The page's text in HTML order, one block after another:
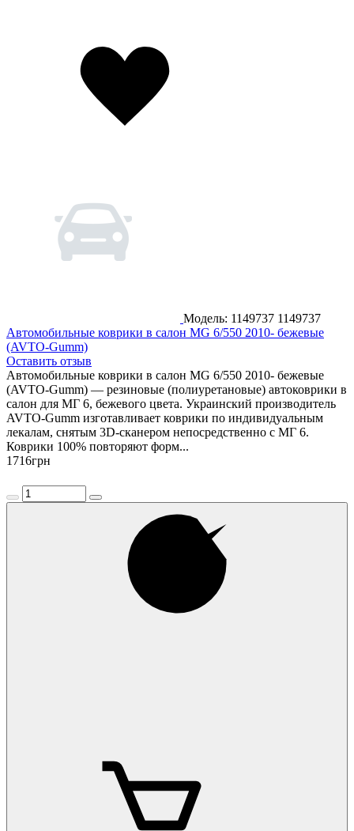
Модель: 1149737 1149737
Автомобильные коврики в салон MG 6/550 2010- бежевые
(AVTO-Gumm)
Оставить отзыв
Автомобильные коврики в салон MG 6/550 2010- бежевые
(AVTO-Gumm) — резиновые (полиуретановые) автоковрики в
салон для МГ 6, бежевого цвета. Украинский производитель
AVTO-Gumm изготавливает коврики по индивидуальным
лекалам, снятым 3D-сканером непосредственно с МГ 6.
Коврики 100% повторяют форм...
1716грн